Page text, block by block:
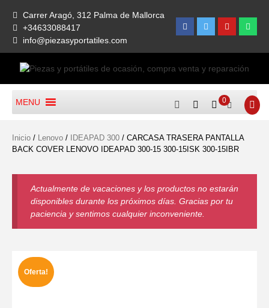
content
Carrer Aragó, 312 Palma de Mallorca
+34633088417
info@piezasyportatiles.com
Facebook
TwitterYoutube
Piezas Y Portátiles De
Ocasión, Compra Venta Y
Reparación
Teclados, Baterías, Carcasas, Placas, Gráficas, Procesadores,
MENU 0
Inicio / Lenovo / IDEAPAD 300 / CARCASA TRASERA PANTALLA
BACK COVER LENOVO IDEAPAD 300-15 300-15ISK 300-15IBR
Actualmente de vacaciones y los productos no estarán
disponibles durante los próximos días. Gracias por tu
paciencia y sentimos cualquier inconveniente.
Oferta!